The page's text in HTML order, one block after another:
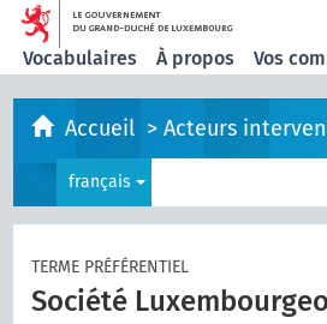
Vocabulaires À propos Vos
Accueil >Acteurs intervenant
français
TERME PRÉFÉRENTIEL
Société